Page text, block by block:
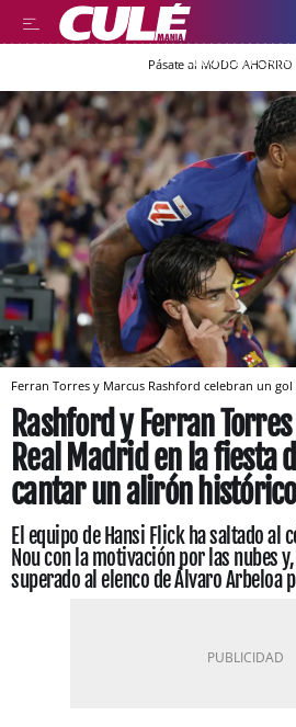
LLEGIR EN
Pásate al MODO AHORRO
Ferran Torres y Marcus Rashford celebran un
Rashford y Ferran
Real Madrid en la fiesta
cantar un alirón histórico
El equipo de Hansi Flick ha saltado al
Nou con la motivación por las nubes
superado al elenco de Álvaro Arbeloa